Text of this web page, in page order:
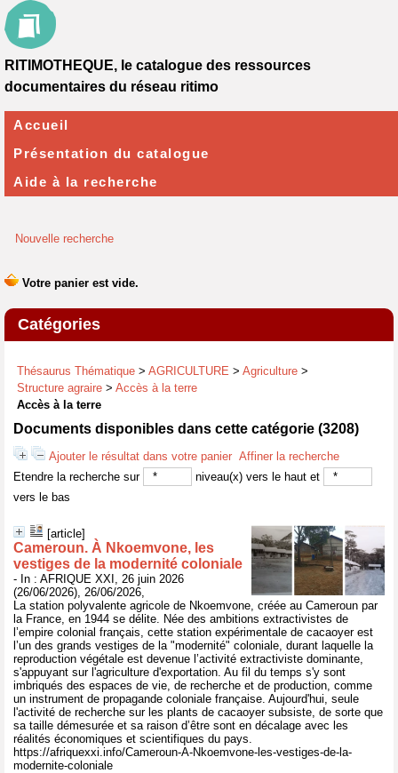
Nouvelle recherche
Catégories
Thésaurus Thématique > AGRICULTURE > Agriculture >
Structure agraire > Accès à la terre
Accès à la terre
Documents disponibles dans cette catégorie (3208)
Ajouter le résultat dans votre panier Affiner la recherche
Etendre la recherche sur
niveau(x) vers le haut et
vers le bas
[article]
Cameroun. À Nkoemvone, les
vestiges de la modernité coloniale
- In : AFRIQUE XXI, 26 juin 2026
(26/06/2026), 26/06/2026,
La station polyvalente agricole de Nkoemvone, créée au Cameroun par
la France, en 1944 se délite. Née des ambitions extractivistes de
l’empire colonial français, cette station expérimentale de cacaoyer est
l’un des grands vestiges de la "modernité" coloniale, durant laquelle la
reproduction végétale est devenue l’activité extractiviste dominante,
s'appuyant sur l'agriculture d'exportation. Au fil du temps s'y sont
imbriqués des espaces de vie, de recherche et de production, comme
un instrument de propagande coloniale française. Aujourd'hui, seule
l'activité de recherche sur les plants de cacaoyer subsiste, de sorte que
sa taille démesurée et sa raison d’être sont en décalage avec les
réalités économiques et scientifiques du pays.
https://afriquexxi.info/Cameroun-A-Nkoemvone-les-vestiges-de-la-
modernite-coloniale
RITIMOTHEQUE, le catalogue des ressources
documentaires du réseau ritimo
Accueil
Présentation du catalogue
Aide à la recherche